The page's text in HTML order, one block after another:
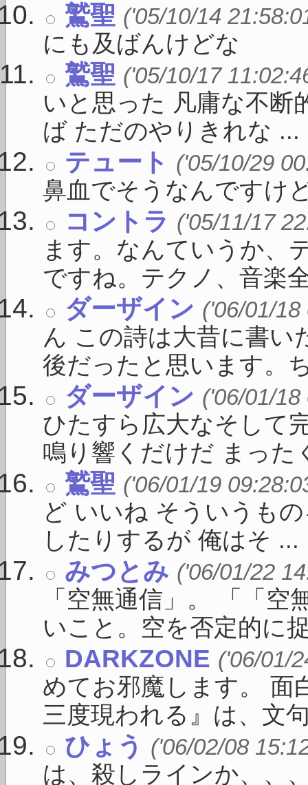
鷲聖 ('05/10/14
にも及ばんけどな
鷲聖 ('05/10/17
いと思った 凡庸な不断
ば ただのやりきれな ...
テュート ('05/10/29
鼻血でそうなんです
コントラ ('05/11/17
ます。なんていうか、
ですね。テクノ、音楽
ダーザイン ('06/01/18
ん この詩は大昔に書い
後だったと思います。
ダーザイン ('06/01/18
ひたすら広大なそして
鳴り響くだけだ まった
鷲聖 ('06/01/19
ど いいね そういうも
したりするが 俺はそ ...
みつとみ ('06/01/22
「空無通信」。 「「
いこと。空を否定的に
DARKZONE ('06/01/
めてお邪魔します。 面
三度現われる』は、文
ひょう ('06/02/08
は、殺しラインか、、